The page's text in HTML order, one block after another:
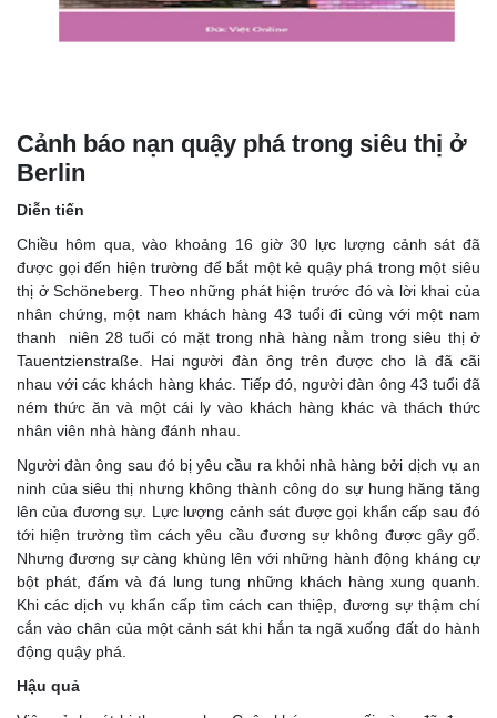
Cảnh báo nạn quậy phá trong siêu thị ở
Berlin
Diễn tiến
Chiều hôm qua, vào khoảng 16 giờ 30 lực lượng cảnh sát đã
được gọi đến hiện trường để bắt một kẻ quậy phá trong một siêu
thị ở Schöneberg. Theo những phát hiện trước đó và lời khai của
nhân chứng, một nam khách hàng 43 tuổi đi cùng với một nam
thanh niên 28 tuổi có mặt trong nhà hàng nằm trong siêu thị ở
Tauentzienstraße. Hai người đàn ông trên được cho là đã cãi
nhau với các khách hàng khác. Tiếp đó, người đàn ông 43 tuổi đã
ném thức ăn và một cái ly vào khách hàng khác và thách thức
nhân viên nhà hàng đánh nhau.
Người đàn ông sau đó bị yêu cầu ra khỏi nhà hàng bởi dịch vụ an
ninh của siêu thị nhưng không thành công do sự hung hăng tăng
lên của đương sự. Lực lượng cảnh sát được gọi khẩn cấp sau đó
tới hiện trường tìm cách yêu cầu đương sự không được gây gổ.
Nhưng đương sự càng khùng lên với những hành động kháng cự
bột phát, đấm và đá lung tung những khách hàng xung quanh.
Khi các dịch vụ khẩn cấp tìm cách can thiệp, đương sự thậm chí
cắn vào chân của một cảnh sát khi hắn ta ngã xuống đất do hành
động quậy phá.
Hậu quả